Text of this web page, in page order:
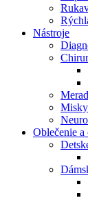
Nástroje
Misky
Oblečenie a